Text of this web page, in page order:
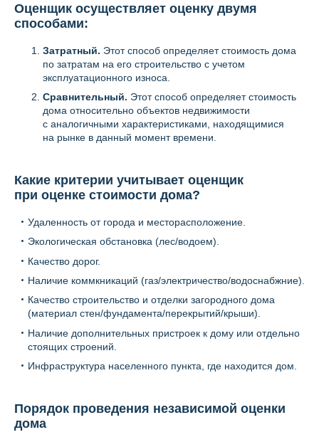
Оценщик осуществляет оценку двумя
способами:
Затратный. Этот способ определяет стоимость дома
по затратам на его строительство с учетом
эксплуатационного износа.
Сравнительный. Этот способ определяет стоимость
дома относительно объектов недвижимости
с аналогичными характеристиками, находящимися
на рынке в данный момент времени.
Какие критерии учитывает оценщик
при оценке стоимости дома?
Удаленность от города и месторасположение.
Экологическая обстановка (лес/водоем).
Качество дорог.
Наличие коммкникаций (газ/электричество/водоснабжние).
Качество строительство и отделки загородного дома
(материал стен/фундамента/перекрытий/крыши).
Наличие дополнительных пристроек к дому или отдельно
стоящих строений.
Инфраструктура населенного пункта, где находится дом.
Порядок проведения независимой оценки
дома